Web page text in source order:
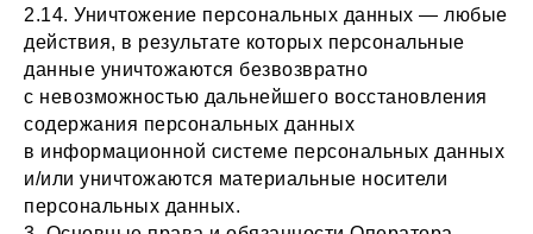
2.14. Уничтожение персональных данных — любые
действия, в результате которых персональные
данные уничтожаются безвозвратно
с невозможностью дальнейшего восстановления
содержания персональных данных
в информационной системе персональных данных
и/или уничтожаются материальные носители
персональных данных.